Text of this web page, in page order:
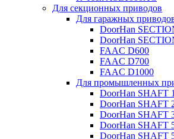
Для секционных приводов
Для гаражных
DoorHan
DoorHan
FAAC D600
FAAC D700
FAAC D1000
Для промышленных
DoorHan SHAFT
DoorHan SHAFT
DoorHan SHAFT
DoorHan SHAFT
DoorHan SHAFT